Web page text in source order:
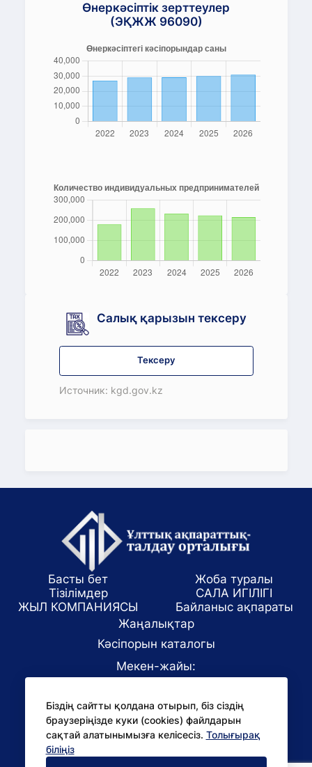
Өнеркәсіптік зерттеулер
(ЭҚЖЖ 96090)
Салық қарызын тексеру
Тексеру
Источник: kgd.gov.kz
Біздің сайтты қолдана отырып, біз сіздің
браузеріңізде куки (cookies) файлдарын
сақтай алатынымызға келісесіз. Толығырақ
біліңіз
Басты бет
Жоба туралы
Тізілімдер
САЛА ИГІЛІГІ
ЖЫЛ КОМПАНИЯСЫ
Байланыс ақпараты
Жаңалықтар
Кәсіпорын каталогы
Мекен-жайы:
E-mail:
office@niac.kz